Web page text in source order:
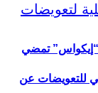
الموحدة “إيكو” في 2027.. “إيكواس” تمضي
للتعويضات عن